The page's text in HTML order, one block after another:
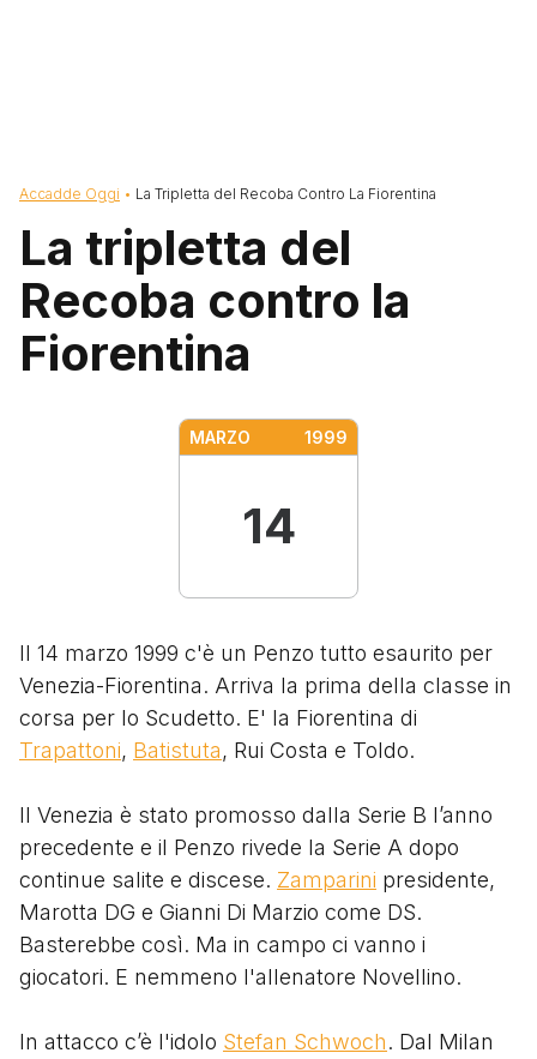
Briciole di pane
Accadde Oggi La Tripletta del Recoba Contro La Fiorentina
La tripletta del
Recoba contro la
Fiorentina
MARZO 1999
14
Il 14 marzo 1999 c'è un Penzo tutto esaurito per
Venezia-Fiorentina. Arriva la prima della classe in
corsa per lo Scudetto. E' la Fiorentina di
Trapattoni, Batistuta, Rui Costa e Toldo.
Il Venezia è stato promosso dalla Serie B l’anno
precedente e il Penzo rivede la Serie A dopo
continue salite e discese. Zamparini presidente,
Marotta DG e Gianni Di Marzio come DS.
Basterebbe così. Ma in campo ci vanno i
giocatori. E nemmeno l'allenatore Novellino.
In attacco c’è l'idolo Stefan Schwoch. Dal Milan